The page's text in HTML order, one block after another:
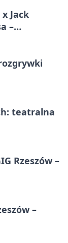
Jack
–
teatralna
Rzeszów –
–